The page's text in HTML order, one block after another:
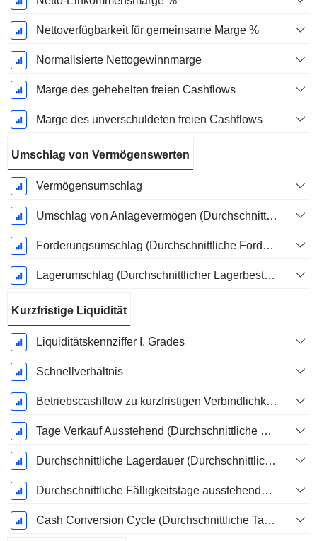
Nettoverfügbarkeit für gemeinsame Marge %
Normalisierte Nettogewinnmarge
Marge des gehebelten freien Cashflows
Marge des unverschuldeten freien Cashflows
Umschlag von Vermögenswerten
Vermögensumschlag
Umschlag von Anlagevermögen (Durchschnittliches Anlagevermögen)
Forderungsumschlag (Durchschnittliche Forderungen)
Lagerumschlag (Durchschnittlicher Lagerbestand)
Kurzfristige Liquidität
Liquiditätskennziffer I. Grades
Schnellverhältnis
Betriebscashflow zu kurzfristigen Verbindlichkeiten
Tage Verkauf Ausstehend (Durchschnittliche Forderungen)
Durchschnittliche Lagerdauer (Durchschnittlicher Lagerbestand)
Durchschnittliche Fälligkeitstage ausstehender Zahlungen
Cash Conversion Cycle (Durchschnittliche Tage)